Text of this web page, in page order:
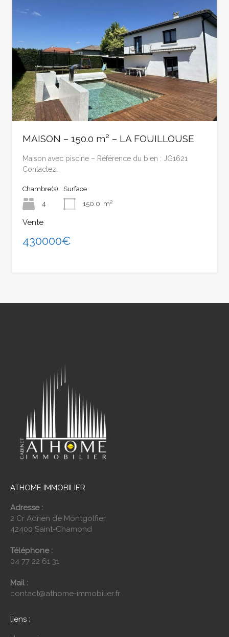
MAISON – 150.0 m² – LA FOUILLOUSE
Maison avec piscine – Référence du bien : JG1621
Contactez…
Chambre(s)
4
Surface
150.0 m²
Vente
430000€
ATHOME IMMOBILIER
Adresse :
2 Cr Adrien de Montgolfier,
42400 Saint-Chamond
Téléphone :
04 77 22 61 31
Mail :
contact@athome-immobilier.fr
liens :